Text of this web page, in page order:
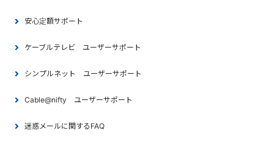
安心定額サポート
ケーブルテレビ ユーザーサポート
シンプルネット ユーザーサポート
Cable@nifty ユーザーサポート
迷惑メールに関するFAQ